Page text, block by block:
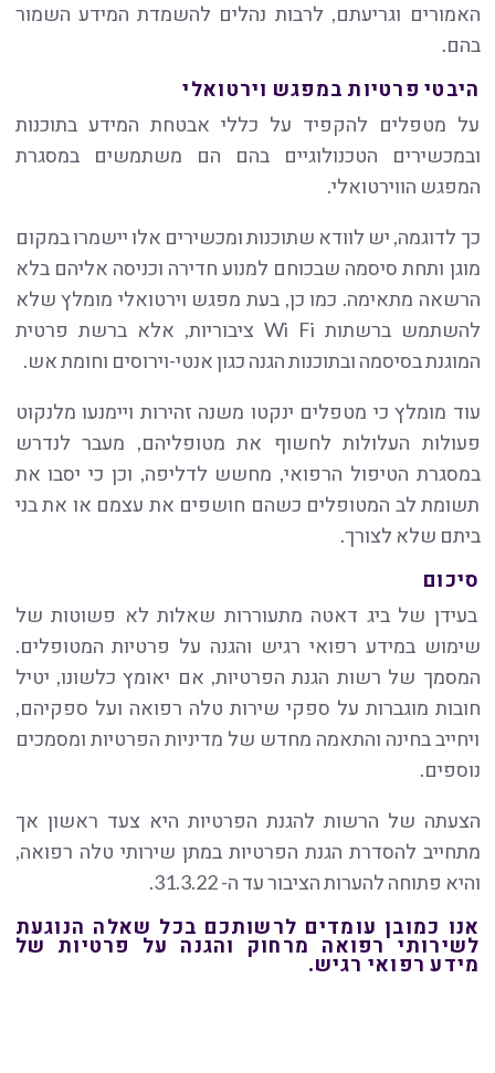
האמורים וגריעתם, לרבות נהלים להשמדת המידע השמור
בהם.
היבטי פרטיות במפגש וירטואלי
על מטפלים להקפיד על כללי אבטחת המידע בתוכנות
ובמכשירים הטכנולוגיים בהם הם משתמשים במסגרת
המפגש הווירטואלי.
כך לדוגמה, יש לוודא שתוכנות ומכשירים אלו יישמרו במקום
מוגן ותחת סיסמה שבכוחם למנוע חדירה וכניסה אליהם בלא
הרשאה מתאימה. כמו כן, בעת מפגש וירטואלי מומלץ שלא
להשתמש ברשתות Wi Fi ציבוריות, אלא ברשת פרטית
המוגנת בסיסמה ובתוכנות הגנה כגון אנטי-וירוסים וחומת אש.
עוד מומלץ כי מטפלים ינקטו משנה זהירות ויימנעו מלנקוט
פעולות העלולות לחשוף את מטופליהם, מעבר לנדרש
במסגרת הטיפול הרפואי, מחשש לדליפה, וכן כי יסבו את
תשומת לב המטופלים כשהם חושפים את עצמם או את בני
ביתם שלא לצורך.
סיכום
בעידן של ביג דאטה מתעוררות שאלות לא פשוטות של
שימוש במידע רפואי רגיש והגנה על פרטיות המטופלים.
המסמך של רשות הגנת הפרטיות, אם יאומץ כלשונו, יטיל
חובות מוגברות על ספקי שירות טלה רפואה ועל ספקיהם,
ויחייב בחינה והתאמה מחדש של מדיניות הפרטיות ומסמכים
נוספים.
הצעתה של הרשות להגנת הפרטיות היא צעד ראשון אך
מתחייב להסדרת הגנת הפרטיות במתן שירותי טלה רפואה,
והיא פתוחה להערות הציבור עד ה- 31.3.22.
אנו כמובן עומדים לרשותכם בכל שאלה הנוגעת
לשירותי רפואה מרחוק והגנה על פרטיות של
מידע רפואי רגיש.